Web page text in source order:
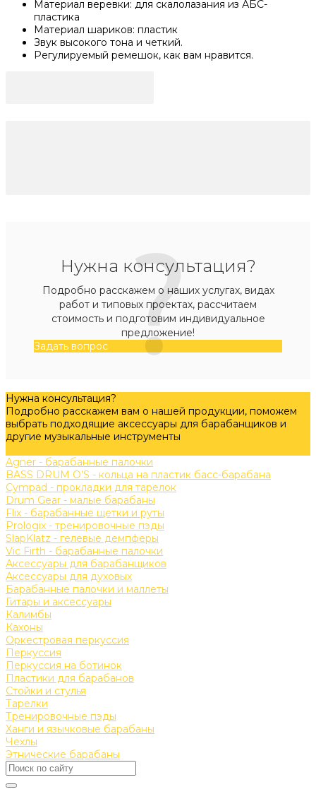
Материал веревки: для скалолазания из АБС-
пластика
Материал шариков: пластик
Звук высокого тона и четкий.
Регулируемый ремешок, как вам нравится.
Нужна консультация?
Подробно расскажем о наших услугах, видах
работ и типовых проектах, рассчитаем
стоимость и подготовим индивидуальное
предложение!
Задать вопрос
Нужна консультация?
Подробно расскажем вам о нашей продукции, поможем
выбрать подходящие аксессуары для барабанщиков и
другие музыкальные инструменты
Agner - барабанные палочки
BASS DRUM O’S - кольца на пластик басс-барабана
Cympad - прокладки для тарелок
Drum Gear - малые барабаны
Flix - барабанные щетки и руты
Prologix - тренировочные пэды
SlapKlatz - гелевые демпферы
Vic Firth - барабанные палочки
Аксессуары для барабанщиков
Аксессуары для духовых
Барабанные палочки и маллеты
Гитары и аксессуары
Калимбы
Кахоны
Оркестровая перкуссия
Перкуссия
Перкуссия на ботинок
Пластики для барабанов
Стойки и стулья
Тарелки
Тренировочные пэды
Ханги и язычковые барабаны
Чехлы
Этнические барабаны